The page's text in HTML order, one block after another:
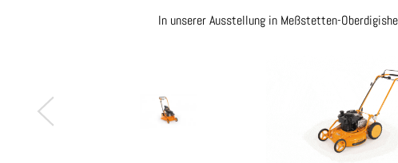
In unserer Ausstellung in Meßstetten-